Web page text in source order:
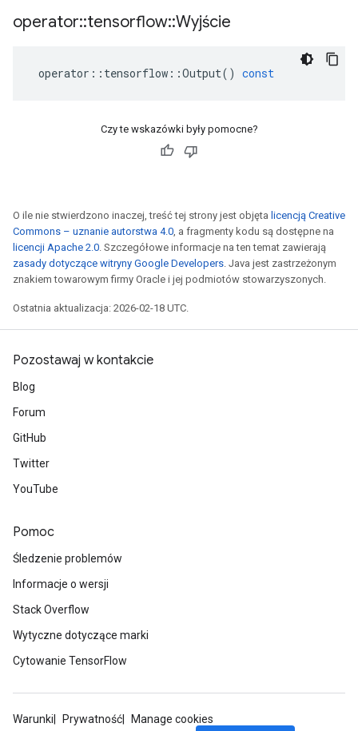
operator::tensorflow::Wyjście
operator :: tensorflow ::Output() const
Czy te wskazówki były pomocne?
O ile nie stwierdzono inaczej, treść tej strony jest objęta licencją Creative
Commons – uznanie autorstwa 4.0, a fragmenty kodu są dostępne na
licencji Apache 2.0. Szczegółowe informacje na ten temat zawierają
zasady dotyczące witryny Google Developers. Java jest zastrzeżonym
znakiem towarowym firmy Oracle i jej podmiotów stowarzyszonych.
Ostatnia aktualizacja: 2026-02-18 UTC.
Pozostawaj w kontakcie
Blog
Forum
GitHub
Twitter
YouTube
Pomoc
Śledzenie problemów
Informacje o wersji
Stack Overflow
Wytyczne dotyczące marki
Cytowanie TensorFlow
Warunki Prywatność Manage cookies